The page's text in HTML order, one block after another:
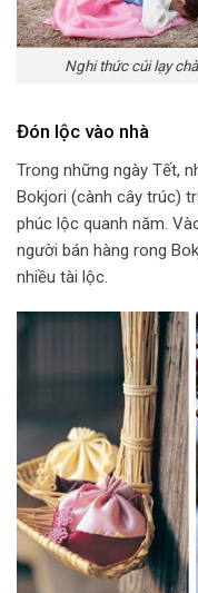
Nghi thức cúi lạy
Đón lộc vào nhà
Trong những ngày Tết,
Bokjori (cành cây trúc)
phúc lộc quanh năm.
người bán hàng rong
nhiều tài lộc.